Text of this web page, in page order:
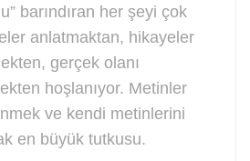
barındıran her şeyi çok
anlatmaktan, hikayeler
gerçek olanı
hoşlanıyor. Metinler
ve kendi metinlerini
en büyük tutkusu.